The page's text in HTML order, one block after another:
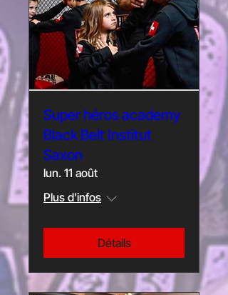
Super héros academy
Black Belt Institut
Saxon
lun. 11 août
Plus d'infos
Détails